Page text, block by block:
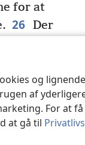
og
af
For at
at gå til
for at
26 Der
natten
havde